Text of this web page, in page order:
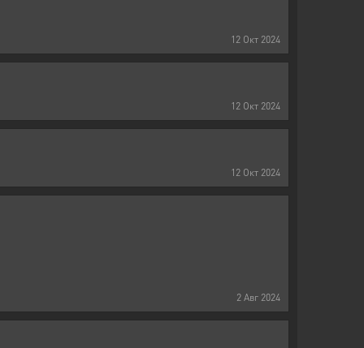
12 Окт 2024
12 Окт 2024
12 Окт 2024
2 Авг 2024